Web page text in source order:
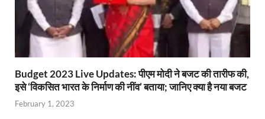
Budget 2023 Live Updates: पीएम मोदी ने बजट की तारीफ की,
इसे ‘विकसित भारत के निर्माण की नींव’ बताया; जानिए क्या है नया बजट
February 1, 2023